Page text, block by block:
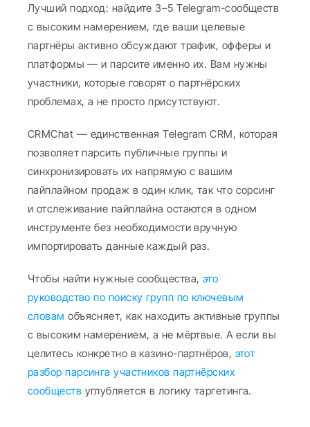
Лучший подход: найдите 3–5 Telegram-сообществ
с высоким намерением, где ваши целевые
партнёры активно обсуждают трафик, офферы и
платформы — и парсите именно их. Вам нужны
участники, которые говорят о партнёрских
проблемах, а не просто присутствуют.
CRMChat — единственная Telegram CRM, которая
позволяет парсить публичные группы и
синхронизировать их напрямую с вашим
пайплайном продаж в один клик, так что сорсинг
и отслеживание пайплайна остаются в одном
инструменте без необходимости вручную
импортировать данные каждый раз.
Чтобы найти нужные сообщества, это
руководство по поиску групп по ключевым
словам объясняет, как находить активные группы
с высоким намерением, а не мёртвые. А если вы
целитесь конкретно в казино-партнёров, этот
разбор парсинга участников партнёрских
сообществ углубляется в логику таргетинга.